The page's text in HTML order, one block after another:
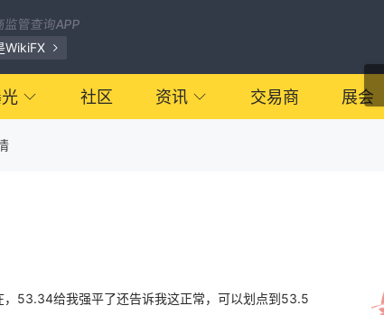
监管查询APP
WikiFX
社区 资讯 交易商 展会
53.34给我强平了还告诉我这正常，可以划点到53.5